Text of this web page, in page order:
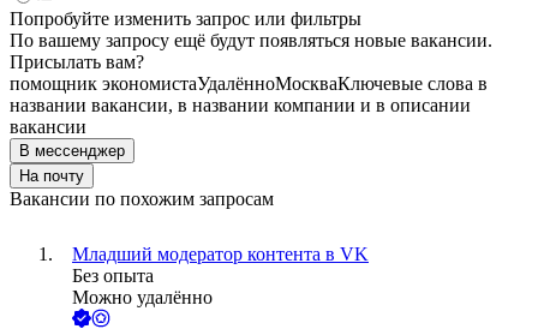
Попробуйте изменить запрос или фильтры
По вашему запросу ещё будут появляться новые вакансии.
Присылать вам?
помощник экономистаУдалённоМоскваКлючевые слова в
названии вакансии, в названии компании и в описании
вакансии
В мессенджер
На почту
Вакансии по похожим запросам
Младший модератор контента в VK
Без опыта
Можно удалённо